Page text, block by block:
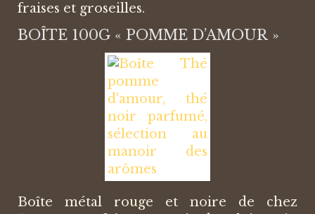
fraises et groseilles.
BOÎTE 100G « POMME D’AMOUR »
Boîte métal rouge et noire de chez